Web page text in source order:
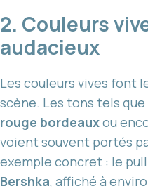
2. Couleurs
audacieux
Les couleurs vives font
scène. Les tons tels que
rouge bordeauxou
voient souvent portés
exemple concret : le
Bershka, affiché à